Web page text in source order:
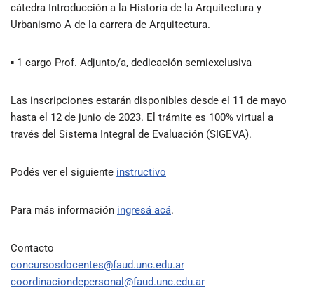
cátedra Introducción a la Historia de la Arquitectura y
Urbanismo A de la carrera de Arquitectura.
▪ 1 cargo Prof. Adjunto/a, dedicación semiexclusiva
Las inscripciones estarán disponibles desde el 11 de mayo
hasta el 12 de junio de 2023. El trámite es 100% virtual a
través del Sistema Integral de Evaluación (SIGEVA).
Podés ver el siguiente instructivo
Para más información ingresá acá.
Contacto
concursosdocentes@faud.unc.edu.ar
coordinaciondepersonal@faud.unc.edu.ar